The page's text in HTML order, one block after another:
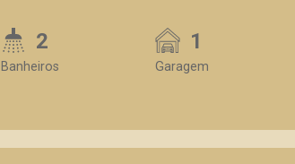
2
Banheiros
1
Garagem